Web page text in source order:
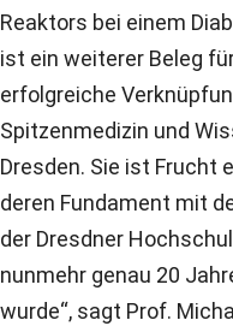
Reaktors bei einem
ist ein weiterer Beleg
erfolgreiche
Spitzenmedizin und
Dresden. Sie ist Frucht
deren Fundament mit
der Dresdner
nunmehr genau 20
wurde“, sagt Prof.